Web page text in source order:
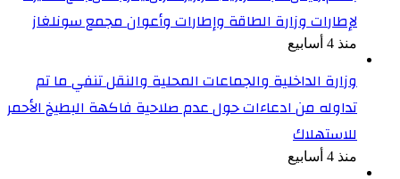
لإطارات وزارة الطاقة وإطارات وأعوان مجمع سونلغاز
منذ 4 أسابيع
وزارة الداخلية والجماعات المحلية والنقل تنفي ما تم
تداوله من ادعاءات حول عدم صلاحية فاكهة البطيخ الأحمر
للاستهلاك
منذ 4 أسابيع